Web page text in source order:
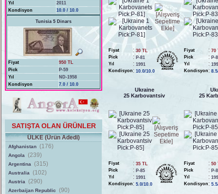
Yıl
2011
Kondisyon
10.0 / 10.0
Tunisia 5 Dinars
Fiyat
950 TL
Pick
P-59
Yıl
ND-1958
Kondisyon
7.0 / 10.0
SATIŞTA OLAN ÜRÜNLER
ÜLKE (Ürün Adedi)
Afghanistan (176)
Angola (239)
Argentina (315)
Australia (102)
Austria (290)
Azerbaijan Republic (90)
Fiyat : 30 TL
Pick
: P-81
Yıl
: 1991
Kondisyon : 10.0/10.0
Fiyat : 70
Pick
: P-
Yıl
:
Kondisyon :
Ukraine
25 Karbovantsiv
Fiyat : 35 TL
Pick
: P-85
Yıl
: 1991
Kondisyon : 5.0/10.0
25
Fiyat : 50
Pick
: P-
Yıl
:
Kondisyon :